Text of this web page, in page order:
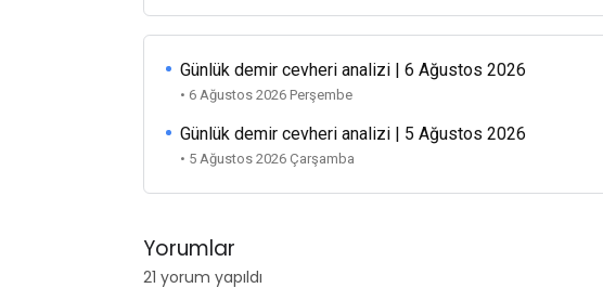
Günlük demir cevheri analizi | 6 Ağustos 2026
• 6 Ağustos 2026 Perşembe
Günlük demir cevheri analizi | 5 Ağustos 2026
• 5 Ağustos 2026 Çarşamba
Yorumlar
21 yorum yapıldı